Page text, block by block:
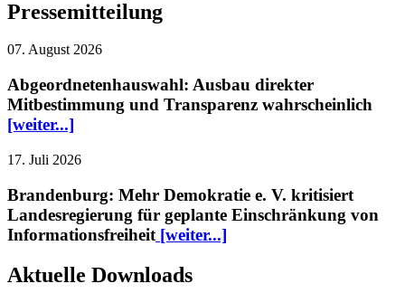
Pressemitteilung
07. August 2026
Abgeordnetenhauswahl: Ausbau direkter
Mitbestimmung und Transparenz wahrscheinlich
[weiter...]
17. Juli 2026
Brandenburg: Mehr Demokratie e. V. kritisiert
Landesregierung für geplante Einschränkung von
Informationsfreiheit [weiter...]
Aktuelle Downloads